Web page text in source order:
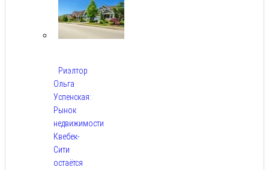
Риэлтор
Ольга
Успенская:
Рынок
недвижимости
Квебек-
Сити
остаётся